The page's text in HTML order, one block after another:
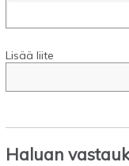
Lisää liite
Haluan